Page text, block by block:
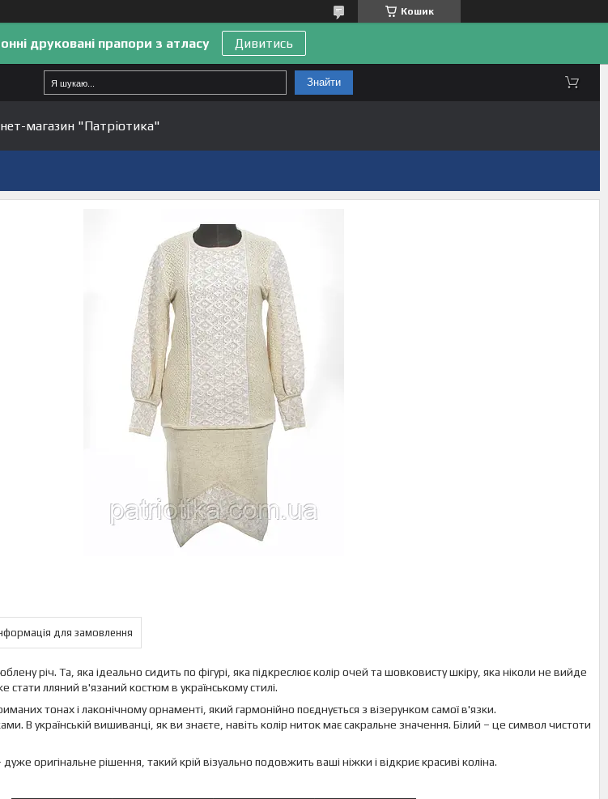
Кошик
друковані прапори з атласу Дивитись
Знайти
магазин "Патріотика"
для замовлення
річ. Та, яка ідеально сидить по фігурі, яка підкреслює колір очей та шовковисту шкіру, яка ніколи не вийде
лляний в'язаний костюм в українському стилі.
тонах і лаконічному орнаменті, який гармонійно поєднується з візерунком самої в'язки.
В українській вишиванці, як ви знаєте, навіть колір ниток має сакральне значення. Білий – це символ чистоти
дуже оригінальне рішення, такий крій візуально подовжить ваші ніжки і відкриє красиві коліна.